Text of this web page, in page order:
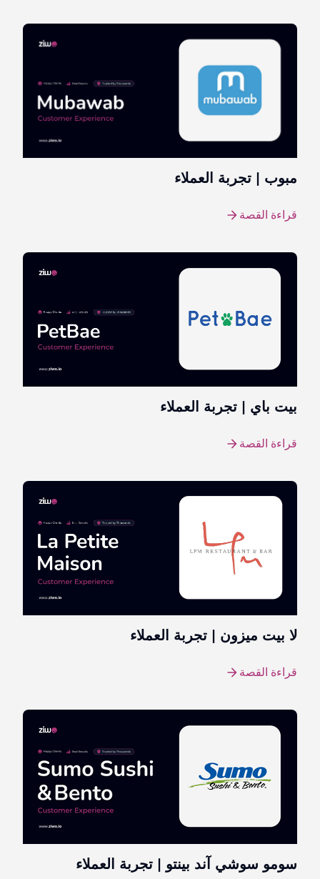
مبوب | تجربة العملاء
قراءة القصة
بيت باي | تجربة العملاء
قراءة القصة
لا بيت ميزون | تجربة العملاء
قراءة القصة
سومو سوشي آند بينتو | تجربة العملاء